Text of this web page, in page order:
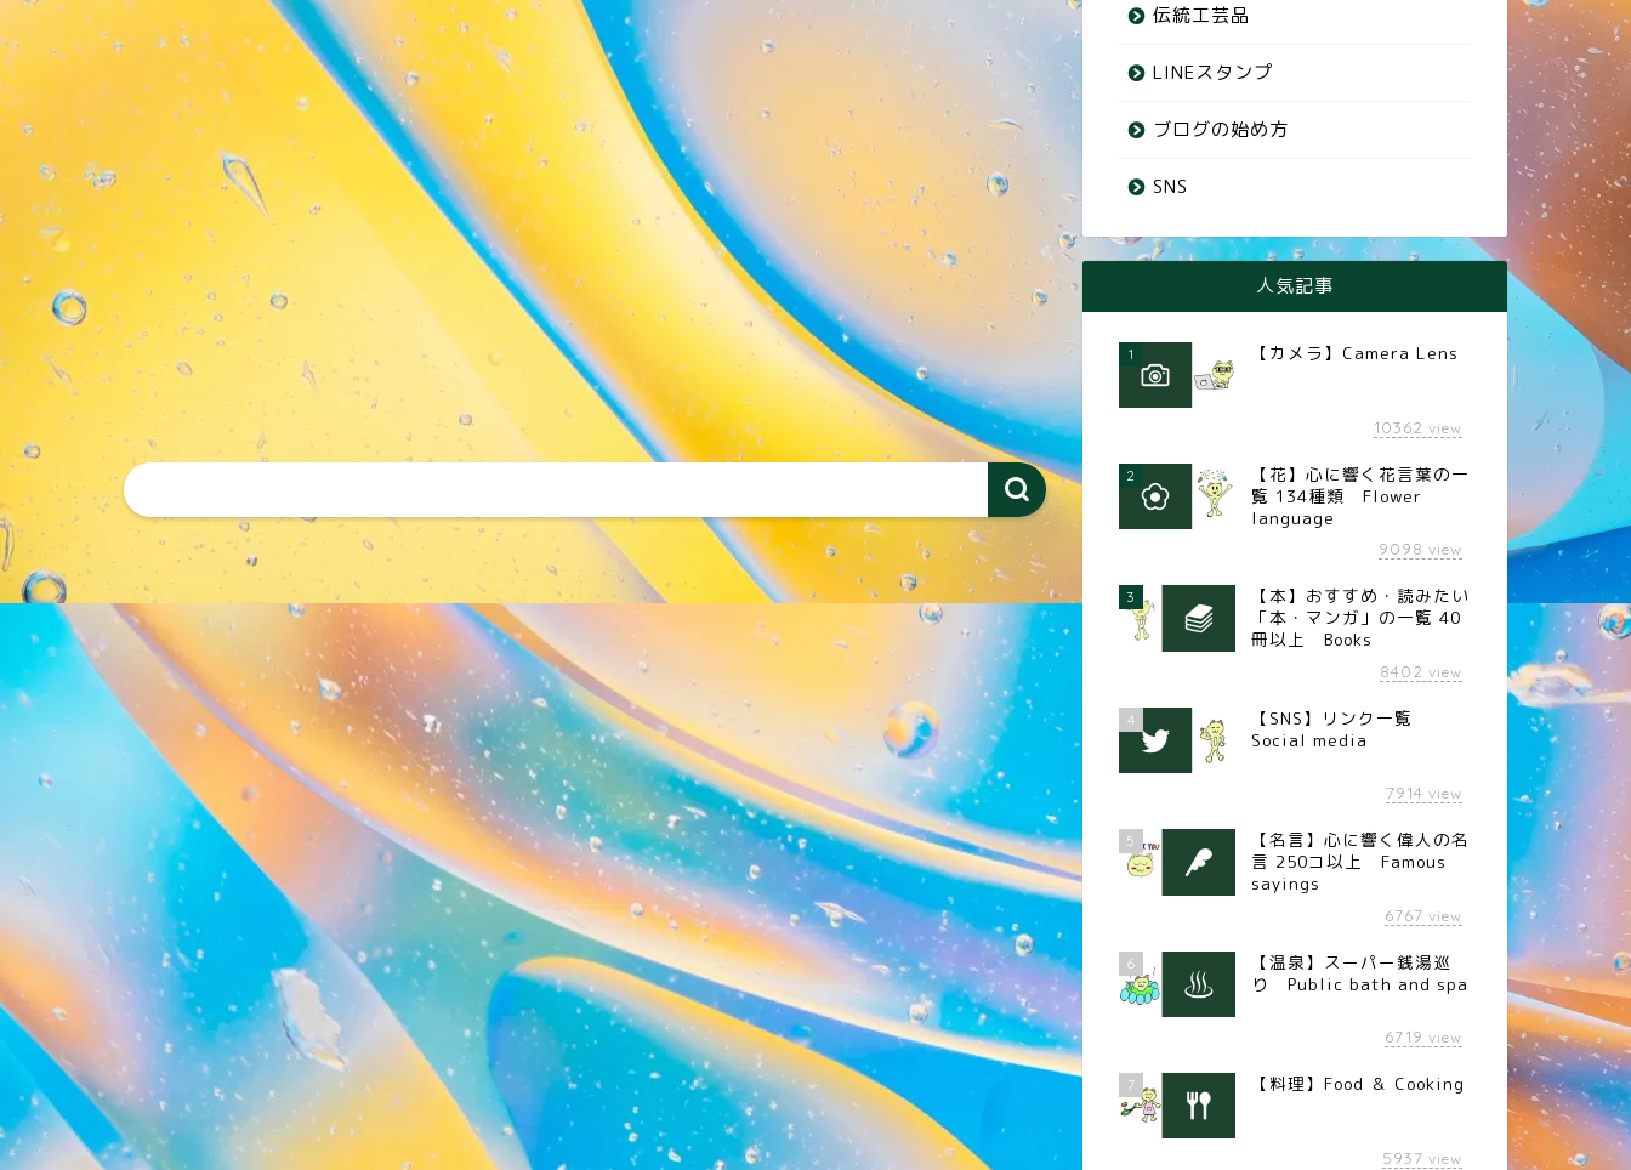
【花】セダム 【花】
next
伝統工芸品
LINEスタンプ
ブログの始め方
SNS
人気記事
1 【カメラ】Camera Lens
10362 view
2
【花】心に響く花言葉の一
覧 134種類 Flower
language
9098 view
3
【本】おすすめ・読みたい
「本・マンガ」の一覧 40
冊以上 Books
8402 view
4
【SNS】リンク一覧
Social media
7914 view
5
【名言】心に響く偉人の名
言 250コ以上 Famous
sayings
6767 view
6
【温泉】スーパー銭湯巡
り Public bath and spa
6719 view
7 【料理】Food ＆ Cooking
5937 view